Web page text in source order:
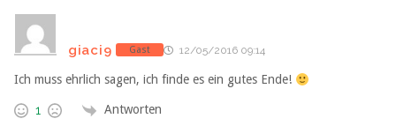
giaci9 Gast 12/05/2016 09:14
Ich muss ehrlich sagen, ich finde es ein gutes Ende!
1 Antworten